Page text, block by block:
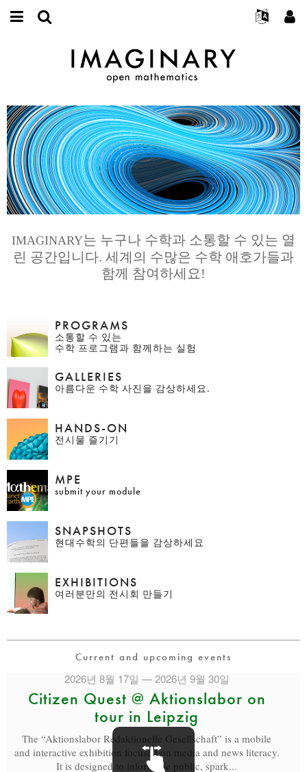
Français
Deutsch
한국어
Español
Türkçe
Programs
Hands-On
Films
Texts
Exhibitions
나머지 보기...
프로젝트
참가하기
연락처
번
호
*
가입하기
새로운 비밀번호 요청하기
IMAGINARY는 누구나 수학과 소통할 수 있는 열
린 공간입니다. 세계의 수많은 수학 애호가들과
함께 참여하세요!
PROGRAMS
소통할 수 있는
수학 프로그램과 함께하는 실험
GALLERIES
아름다운 수학 사진을 감상하세요.
HANDS-ON
전시물 즐기기
MPE
submit your module
SNAPSHOTS
현대수학의 단편들을 감상하세요
EXHIBITIONS
여러분만의 전시회 만들기
Current and upcoming events
2026년 8월 17일 — 2026년 9월 30일
Citizen Quest @ Aktionslabor on
tour in Leipzig
The “Aktionslabor Redaktionelle Gesellschaft” is a mobile
and interactive exhibition focused on media and news literacy.
It is designed to inform the public, spark...